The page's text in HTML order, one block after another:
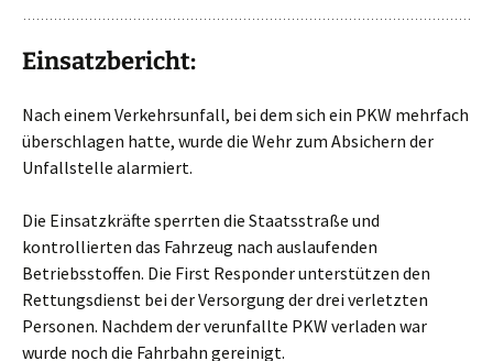
Einsatzbericht:
Nach einem Verkehrsunfall, bei dem sich ein PKW mehrfach
überschlagen hatte, wurde die Wehr zum Absichern der
Unfallstelle alarmiert.
Die Einsatzkräfte sperrten die Staatsstraße und
kontrollierten das Fahrzeug nach auslaufenden
Betriebsstoffen. Die First Responder unterstützen den
Rettungsdienst bei der Versorgung der drei verletzten
Personen. Nachdem der verunfallte PKW verladen war
wurde noch die Fahrbahn gereinigt.